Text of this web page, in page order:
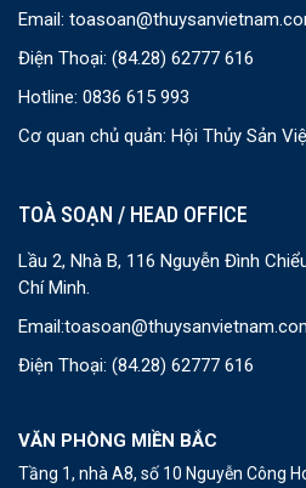
Email:
Điện Thoại: (84.28) 62777 616
Hotline: 0836 615 993
Cơ quan chủ quản: Hội Thủy Sản
TOÀ SOẠN / HEAD OFFICE
Lầu 2, Nhà B, 116 Nguyễn Đình
Chí Minh.
Email:
Điện Thoại: (84.28) 62777 616
VĂN PHÒNG MIỀN BẮC
Tầng 1, nhà A8, số 10 Nguyễn Công